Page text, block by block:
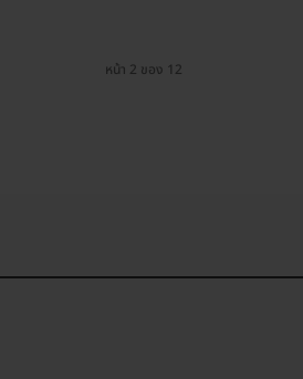
หน้า 2 ของ 12